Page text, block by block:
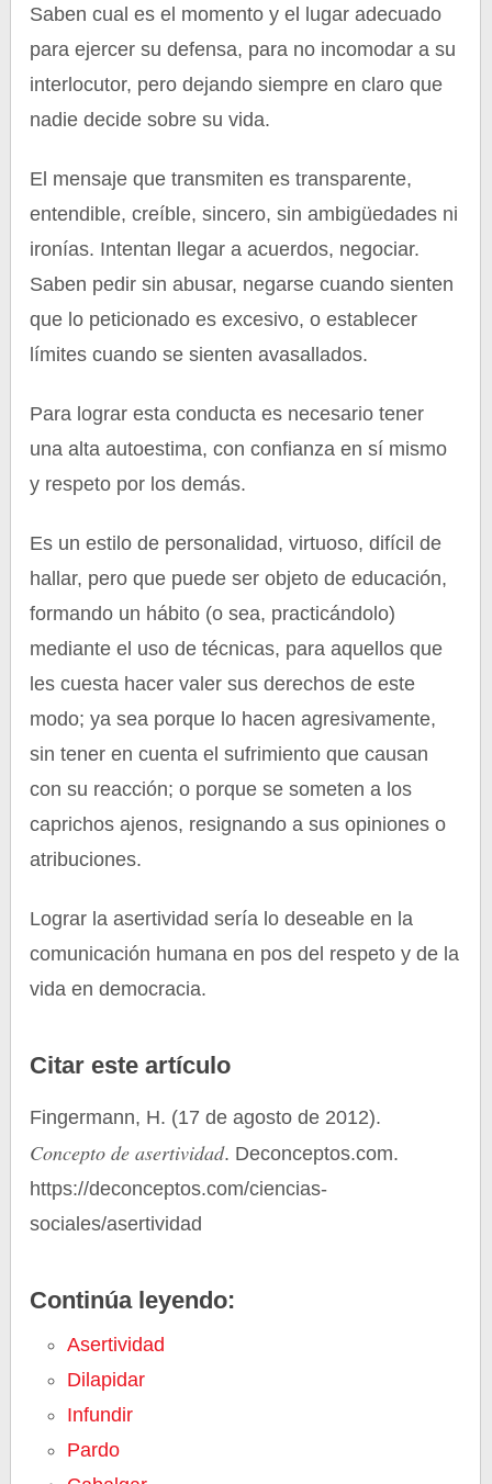
Saben cual es el momento y el lugar adecuado
para ejercer su defensa, para no incomodar a su
interlocutor, pero dejando siempre en claro que
nadie decide sobre su vida.
El mensaje que transmiten es transparente,
entendible, creíble, sincero, sin ambigüedades ni
ironías. Intentan llegar a acuerdos, negociar.
Saben pedir sin abusar, negarse cuando sienten
que lo peticionado es excesivo, o establecer
límites cuando se sienten avasallados.
Para lograr esta conducta es necesario tener
una alta autoestima, con confianza en sí mismo
y respeto por los demás.
Es un estilo de personalidad, virtuoso, difícil de
hallar, pero que puede ser objeto de educación,
formando un hábito (o sea, practicándolo)
mediante el uso de técnicas, para aquellos que
les cuesta hacer valer sus derechos de este
modo; ya sea porque lo hacen agresivamente,
sin tener en cuenta el sufrimiento que causan
con su reacción; o porque se someten a los
caprichos ajenos, resignando a sus opiniones o
atribuciones.
Lograr la asertividad sería lo deseable en la
comunicación humana en pos del respeto y de la
vida en democracia.
Citar este artículo
Fingermann, H. (17 de agosto de 2012).
Concepto de asertividad. Deconceptos.com.
https://deconceptos.com/ciencias-
sociales/asertividad
Continúa leyendo:
Asertividad
Dilapidar
Infundir
Pardo